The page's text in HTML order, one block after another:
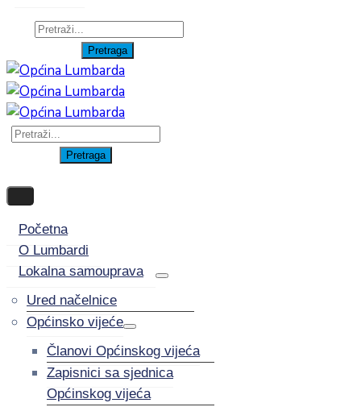
Početna
O Lumbardi
Lokalna samouprava
Ured načelnice
Općinsko vijeće
Članovi Općinskog vijeća
Zapisnici sa sjednica
Općinskog vijeća